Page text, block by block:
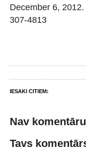
December 6,
307-4813
IESAKI CITIEM:
Nav komentāru
Tavs